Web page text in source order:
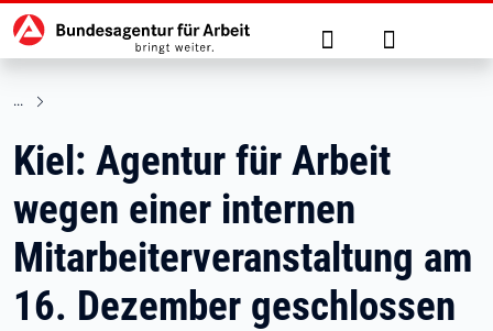
zu den Hauptinhalten springen
Hauptnavigation Suche Anmelden
Kiel: Agentur für Arbeit
wegen einer internen
Mitarbeiterveranstaltung am
16. Dezember geschlossen